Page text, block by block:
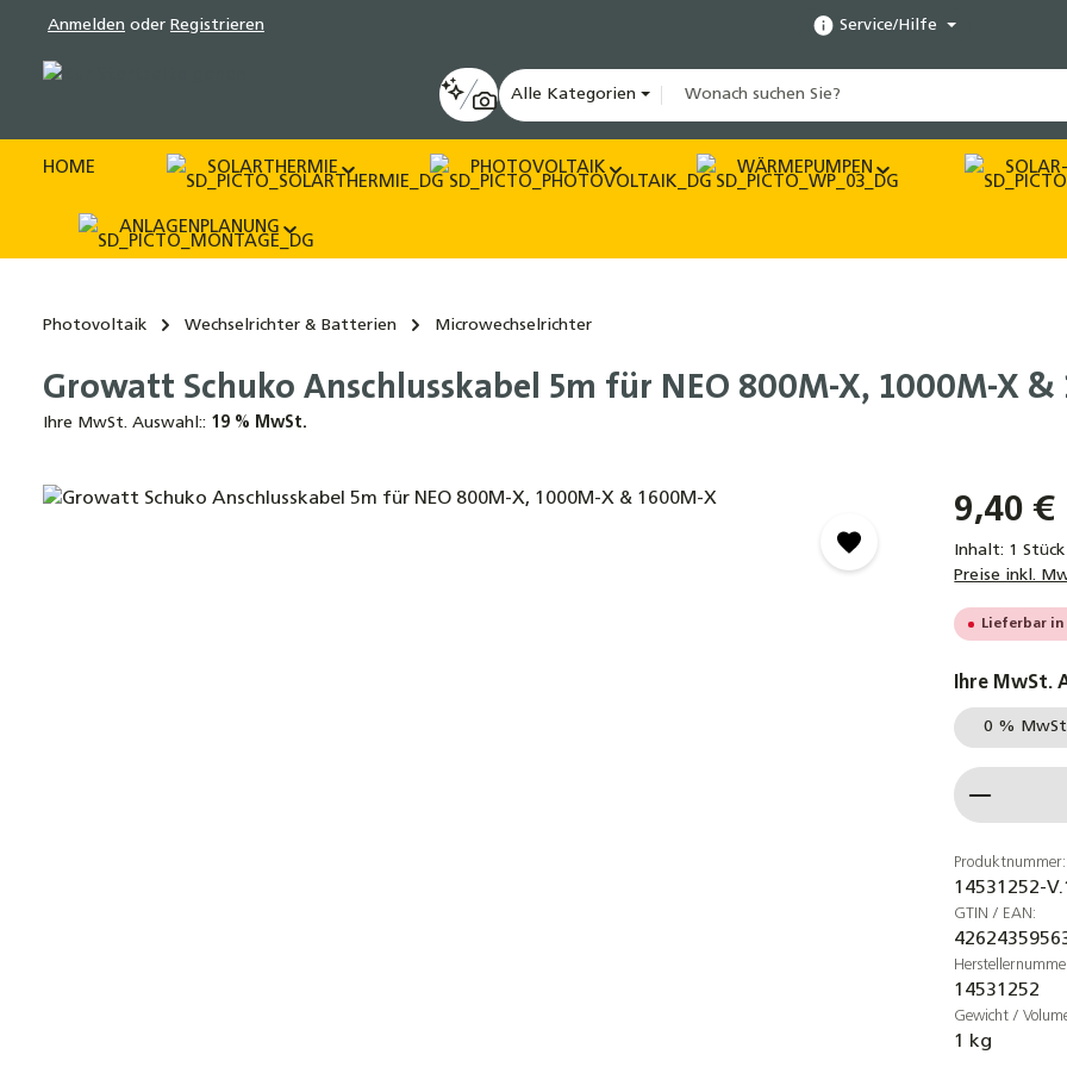
Zur Hauptnavigation springen
Anmelden oder Registrieren Service/Hilfe
Alle Kategorien
HOME SOLARTHERMIE PHOTOVOLTAIK WÄRMEPUMPEN
ANLAGENPLANUNG
Photovoltaik Wechselrichter & Batterien Microwechselrichter
Growatt Schuko Anschlusskabel 5m für NEO 800M-X, 1000M-X &
Ihre MwSt. Auswahl:: 19 % MwSt.
Bildergalerie überspringen 9,40 €
Inhalt: 1 Stück
Preise inkl.
Lieferbar
Ihre MwSt.
0 %
Produktnummer:
14531252-V.1
GTIN / EAN:
14531252
Gewicht /
1 kg